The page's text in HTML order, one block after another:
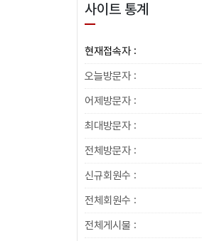
사이트 통계
현재접속자 :
오늘방문자 :
어제방문자 :
최대방문자 :
전체방문자 :
신규회원수 :
전체회원수 :
전체게시물 :